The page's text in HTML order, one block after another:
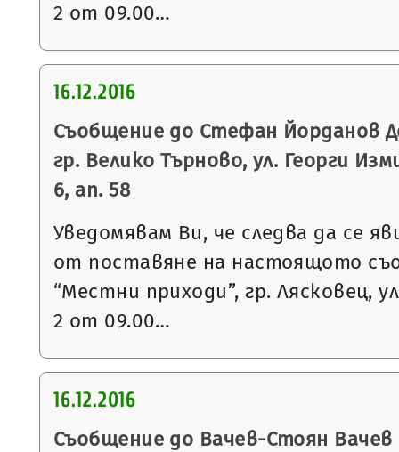
2 от 09.00…
16.12.2016
Съобщение до Стефан Йорданов
гр. Велико Търново, ул. Георги
6, ап. 58
Уведомявам Ви, че следва да се
от поставяне на настоящото
“Местни приходи”, гр. Лясковец,
2 от 09.00…
16.12.2016
Съобщение до Вачев-Стоян Вачев